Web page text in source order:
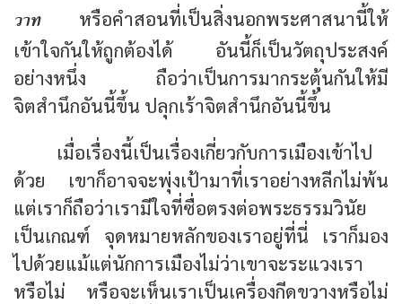
วาทหรือคำสอนที่เป็นสิ่งนอกพระศาสนานี้ให้
เข้าใจกันให้ถูกต้องได้ อันนี้ก็เป็นวัตถุประสงค์
อย่างหนึ่ง ถือว่าเป็นการมากระตุ้นกันให้มี
จิตสำนึกอันนี้ขึ้น ปลุกเร้าจิตสำนึกอันนี้ขึ้น
เมื่อเรื่องนี้เป็นเรื่องเกี่ยวกับการเมืองเข้าไป
ด้วย เขาก็อาจจะพุ่งเป้ามาที่เราอย่างหลีกไม่พ้น
แต่เราก็ถือว่าเรามีใจที่ซื่อตรงต่อพระธรรมวินัย
เป็นเกณฑ์ จุดหมายหลักของเราอยู่ที่นี่ เราก็มอง
ไปด้วยแม้แต่นักการเมืองไม่ว่าเขาจะระแวงเรา
หรือไม่ หรือจะเห็นเราเป็นเครื่องกีดขวางหรือไม่